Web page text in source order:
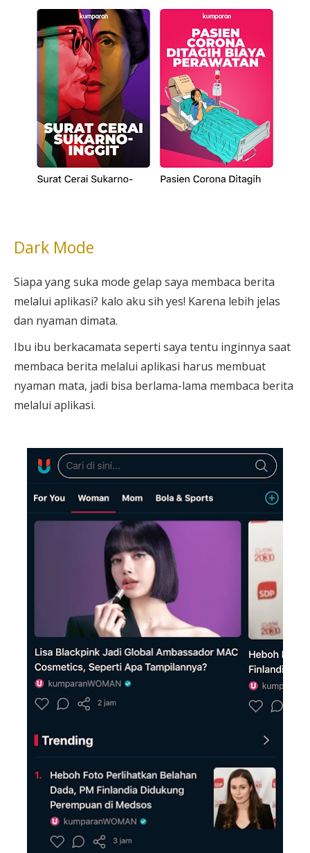
Dark Mode
Siapa yang suka mode gelap saya membaca berita
melalui aplikasi? kalo aku sih yes! Karena lebih jelas
dan nyaman dimata.
Ibu ibu berkacamata seperti saya tentu inginnya saat
membaca berita melalui aplikasi harus membuat
nyaman mata, jadi bisa berlama-lama membaca berita
melalui aplikasi.